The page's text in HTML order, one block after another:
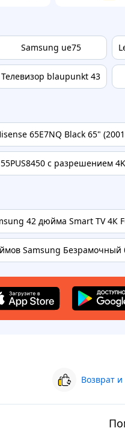
Samsung ue75
Телевизор blaupunkt 43
65E7NQ Black 65"
с разрешением
42 дюйма Smart TV 4К
Samsung Безрамочный
Возврат